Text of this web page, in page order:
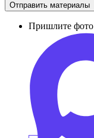
Отправить материалы
Пришлите фото